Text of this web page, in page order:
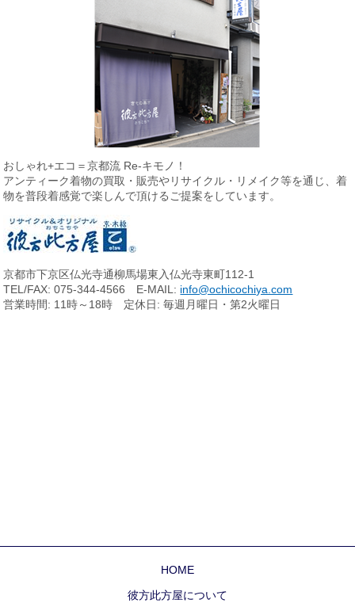
おしゃれ+エコ＝京都流 Re-キモノ！
アンティーク着物の買取・販売やリサイクル・リメイク等を通じ、着
物を普段着感覚で楽しんで頂けるご提案をしています。
京都市下京区仏光寺通柳馬場東入仏光寺東町112-1
TEL/FAX: 075-344-4566 E-MAIL: info@ochicochiya.com
営業時間: 11時～18時 定休日: 毎週月曜日・第2火曜日
HOME
彼方此方屋について